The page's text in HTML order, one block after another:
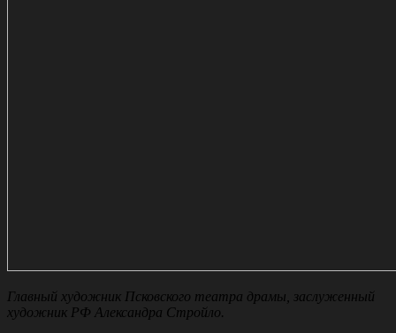
Главный художник Псковского театра драмы, заслуженный
художник РФ Александра Стройло.